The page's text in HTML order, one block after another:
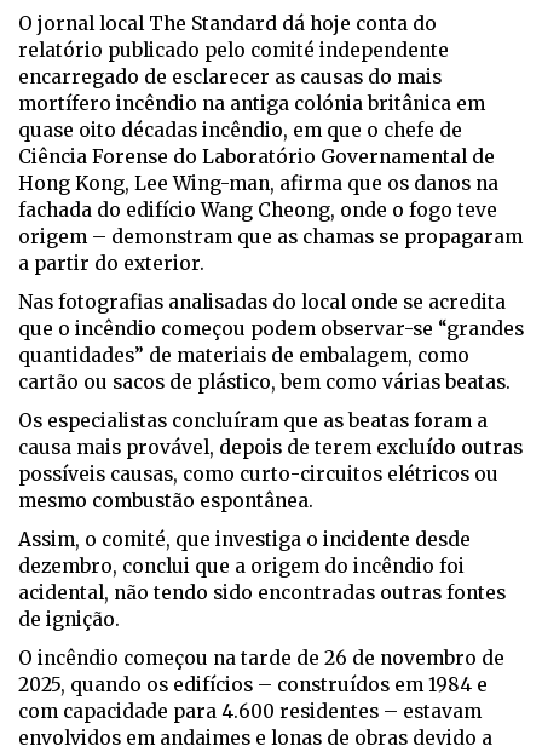
O jornal local The Standard dá hoje conta do
relatório publicado pelo comité independente
encarregado de esclarecer as causas do mais
mortífero incêndio na antiga colónia britânica em
quase oito décadas incêndio, em que o chefe de
Ciência Forense do Laboratório Governamental de
Hong Kong, Lee Wing-man, afirma que os danos na
fachada do edifício Wang Cheong, onde o fogo teve
origem – demonstram que as chamas se propagaram
a partir do exterior.
Nas fotografias analisadas do local onde se acredita
que o incêndio começou podem observar-se “grandes
quantidades” de materiais de embalagem, como
cartão ou sacos de plástico, bem como várias beatas.
Os especialistas concluíram que as beatas foram a
causa mais provável, depois de terem excluído outras
possíveis causas, como curto-circuitos elétricos ou
mesmo combustão espontânea.
Assim, o comité, que investiga o incidente desde
dezembro, conclui que a origem do incêndio foi
acidental, não tendo sido encontradas outras fontes
de ignição.
O incêndio começou na tarde de 26 de novembro de
2025, quando os edifícios – construídos em 1984 e
com capacidade para 4.600 residentes – estavam
envolvidos em andaimes e lonas de obras devido a